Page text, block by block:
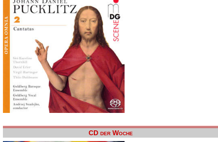
CD der Woche